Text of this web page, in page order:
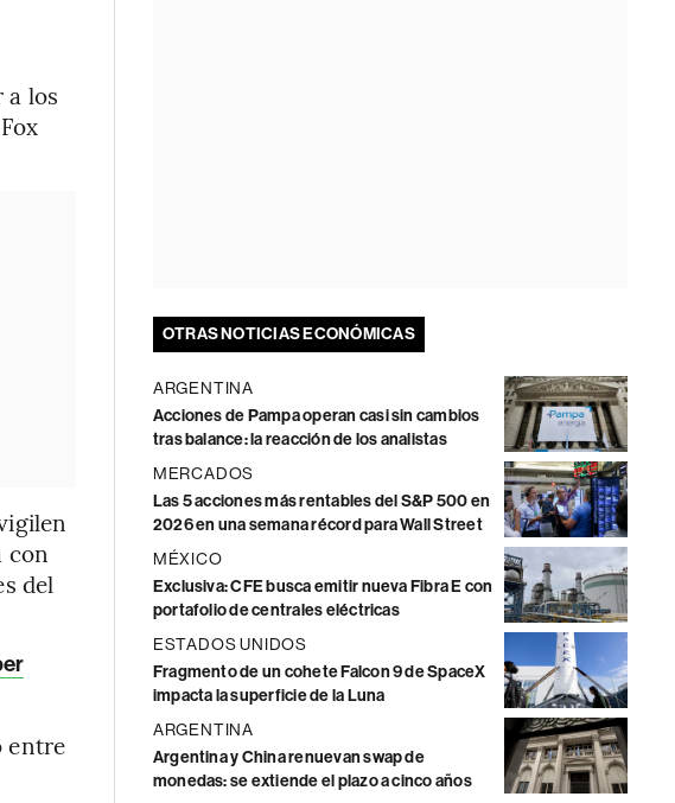
a los
con
del
entre
OTRAS NOTICIAS ECONÓMICAS
ARGENTINA
Acciones de Pampa operan casi sin cambios
tras balance: la reacción de los analistas
MERCADOS
Las 5 acciones más rentables del S&P 500 en
2026 en una semana récord para Wall Street
MÉXICO
Exclusiva: CFE busca emitir nueva Fibra E con
portafolio de centrales eléctricas
ESTADOS UNIDOS
Fragmento de un cohete Falcon 9 de SpaceX
impacta la superficie de la Luna
ARGENTINA
Argentina y China renuevan swap de
monedas: se extiende el plazo a cinco años